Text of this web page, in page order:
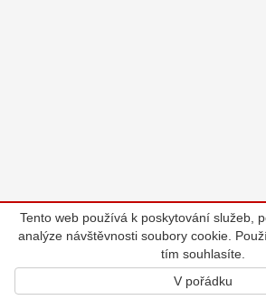
Tento web používá k poskytování služeb,
analýze návštěvnosti soubory cookie.
tím souhlasíte.
V pořádku